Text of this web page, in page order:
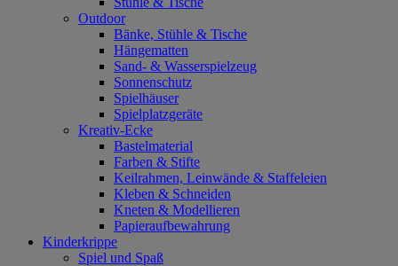
Outdoor
Bänke, Stühle & Tische
Hängematten
Sand- & Wasserspielzeug
Sonnenschutz
Spielhäuser
Spielplatzgeräte
Kreativ-Ecke
Bastelmaterial
Farben & Stifte
Keilrahmen, Leinwände & Staffeleien
Kleben & Schneiden
Kneten & Modellieren
Papieraufbewahrung
Kinderkrippe
Spiel und Spaß